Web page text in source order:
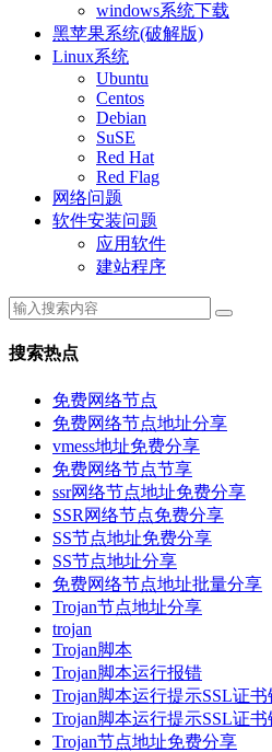
windows系统下载
黑苹果系统(破解版)
Linux系统
Ubuntu
Centos
Debian
SuSE
Red Hat
Red Flag
网络问题
软件安装问题
应用软件
建站程序
搜索热点
免费网络节点
免费网络节点地址分享
vmess地址免费分享
免费网络节点节享
ssr网络节点地址免费分享
SSR网络节点免费分享
SS节点地址免费分享
SS节点地址分享
免费网络节点地址批量分享
Trojan节点地址分享
trojan
Trojan脚本
Trojan脚本运行报错
Trojan脚本运行提示SSL证
Trojan脚本运行提示SSL证
Trojan节点地址免费分享